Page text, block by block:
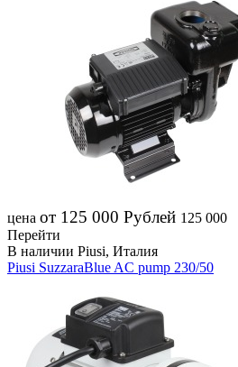
цена от 125 000 Рублей 125 000
Перейти
В наличии Piusi, Италия
Piusi SuzzaraBlue AC pump 230/50